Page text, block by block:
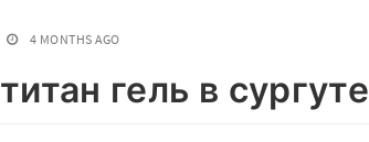
4 MONTHS AGO
титан гель в сургуте